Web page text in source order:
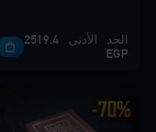
الحد الأدنى 2519.4
EGP